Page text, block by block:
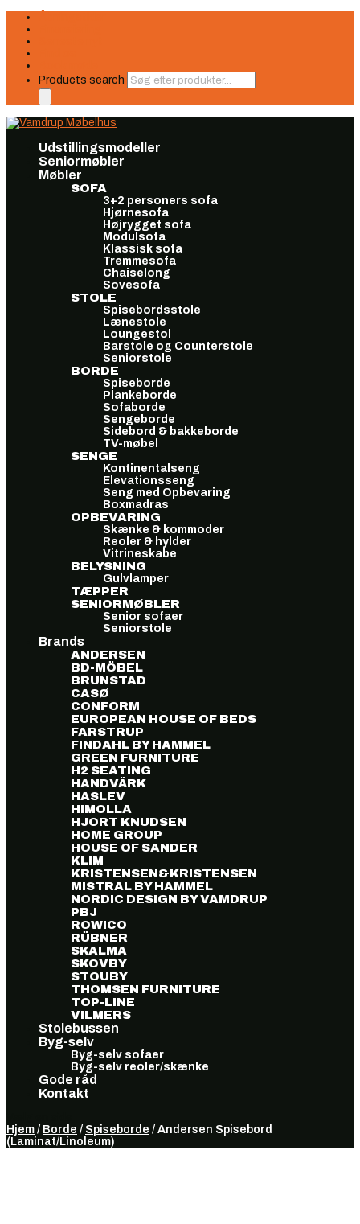
Products search
Udstillingsmodeller
Seniormøbler
Møbler
SOFA
3+2 personers sofa
Hjørnesofa
Højrygget sofa
Modulsofa
Klassisk sofa
Tremmesofa
Chaiselong
Sovesofa
STOLE
Spisebordsstole
Lænestole
Loungestol
Barstole og Counterstole
Seniorstole
BORDE
Spiseborde
Plankeborde
Sofaborde
Sengeborde
Sidebord & bakkeborde
TV-møbel
SENGE
Kontinentalseng
Elevationsseng
Seng med Opbevaring
Boxmadras
OPBEVARING
Skænke & kommoder
Reoler & hylder
Vitrineskabe
BELYSNING
Gulvlamper
TÆPPER
SENIORMØBLER
Senior sofaer
Seniorstole
Brands
ANDERSEN
BD-MÖBEL
BRUNSTAD
CASØ
CONFORM
EUROPEAN HOUSE OF BEDS
FARSTRUP
FINDAHL BY HAMMEL
GREEN FURNITURE
H2 SEATING
HANDVÄRK
HASLEV
HIMOLLA
HJORT KNUDSEN
HOME GROUP
HOUSE OF SANDER
KLIM
KRISTENSEN&KRISTENSEN
MISTRAL BY HAMMEL
NORDIC DESIGN BY VAMDRUP
PBJ
ROWICO
RÜBNER
SKALMA
SKOVBY
STOUBY
THOMSEN FURNITURE
TOP-LINE
VILMERS
Stolebussen
Byg-selv
Byg-selv sofaer
Byg-selv reoler/skænke
Gode råd
Kontakt
Hjem / Borde / Spiseborde / Andersen Spisebord
(Laminat/Linoleum)